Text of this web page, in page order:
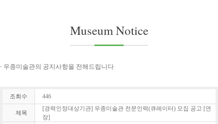
Museum Notice
- 우종미술관의 공지사항을 전해드립니다.
조회수 446
제목
[경력인정대상기관] 우종미술관 전문인력(큐레이터) 모집 공고 [연
장]